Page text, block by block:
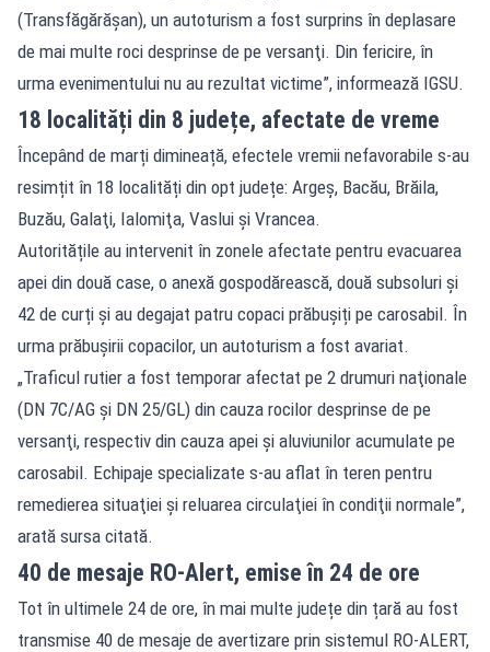
(Transfăgărăşan), un autoturism a fost surprins în deplasare
de mai multe roci desprinse de pe versanţi. Din fericire, în
urma evenimentului nu au rezultat victime”, informează IGSU.
18 localități din 8 județe, afectate de vreme
Începând de marți dimineață, efectele vremii nefavorabile s-au
resimțit în 18 localități din opt județe: Argeş, Bacău, Brăila,
Buzău, Galaţi, Ialomiţa, Vaslui şi Vrancea.
Autoritățile au intervenit în zonele afectate pentru evacuarea
apei din două case, o anexă gospodărească, două subsoluri și
42 de curți și au degajat patru copaci prăbușiți pe carosabil. În
urma prăbușirii copacilor, un autoturism a fost avariat.
„Traficul rutier a fost temporar afectat pe 2 drumuri naţionale
(DN 7C/AG şi DN 25/GL) din cauza rocilor desprinse de pe
versanţi, respectiv din cauza apei şi aluviunilor acumulate pe
carosabil. Echipaje specializate s-au aflat în teren pentru
remedierea situaţiei şi reluarea circulaţiei în condiţii normale”,
arată sursa citată.
40 de mesaje RO-Alert, emise în 24 de ore
Tot în ultimele 24 de ore, în mai multe județe din țară au fost
transmise 40 de mesaje de avertizare prin sistemul RO-ALERT,